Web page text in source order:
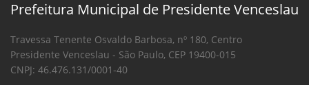
Prefeitura Municipal de Presidente Venceslau
Travessa Tenente Osvaldo Barbosa, nº 180, Centro
Presidente Venceslau - São Paulo, CEP 19400-015
CNPJ: 46.476.131/0001-40